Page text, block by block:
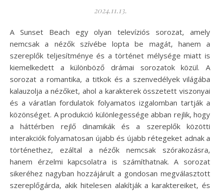
2024.11.13.
A Sunset Beach egy olyan televíziós sorozat, amely
nemcsak a nézők szívébe lopta be magát, hanem a
szereplők teljesítménye és a történet mélysége miatt is
kiemelkedett a különböző drámai sorozatok közül. A
sorozat a romantika, a titkok és a szenvedélyek világába
kalauzolja a nézőket, ahol a karakterek összetett viszonyai
és a váratlan fordulatok folyamatos izgalomban tartják a
közönséget. A produkció különlegessége abban rejlik, hogy
a háttérben rejlő dinamikák és a szereplők közötti
interakciók folyamatosan újabb és újabb rétegeket adnak a
történethez, ezáltal a nézők nemcsak szórakozásra,
hanem érzelmi kapcsolatra is számíthatnak. A sorozat
sikeréhez nagyban hozzájárult a gondosan megválasztott
szereplőgárda, akik hitelesen alakítják a karaktereiket, és